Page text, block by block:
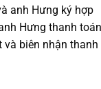
anh Hưng ký hợp
Hưng thanh toán
biên nhận thanh